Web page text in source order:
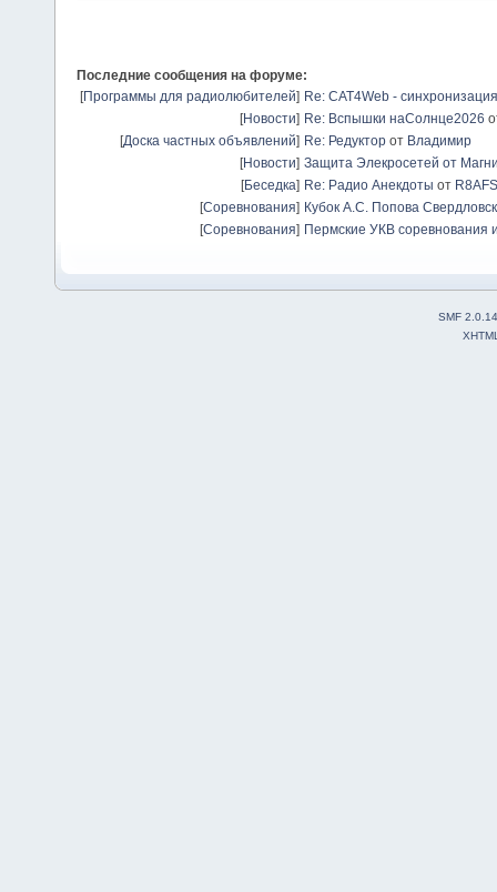
Последние сообщения на форуме:
[Программы для радиолюбителей] Re: CAT4Web -
[Новости] Re: Вспышки наСолнце2026
[Доска частных объявлений] Re: Редуктор от Владимир
[Новости] Защита Элекросетей от
[Беседка] Re: Радио Анекдоты от R8AFS
[Соревнования] Кубок А.С. Попова
[Соревнования] Пермские УКВ соревнования
SMF 2.0.14